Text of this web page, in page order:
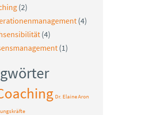
(2)
(4)
(4)
(1)
Dr. Elaine Aron